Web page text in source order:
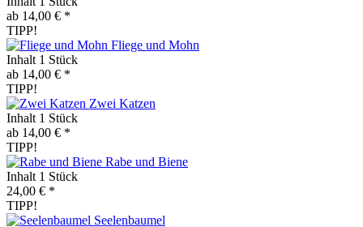
ab 14,00 € *
TIPP!
Fliege und Mohn
Inhalt 1 Stück
ab 14,00 € *
TIPP!
Zwei Katzen
Inhalt 1 Stück
ab 14,00 € *
TIPP!
Rabe und Biene
Inhalt 1 Stück
24,00 € *
TIPP!
Seelenbaumel